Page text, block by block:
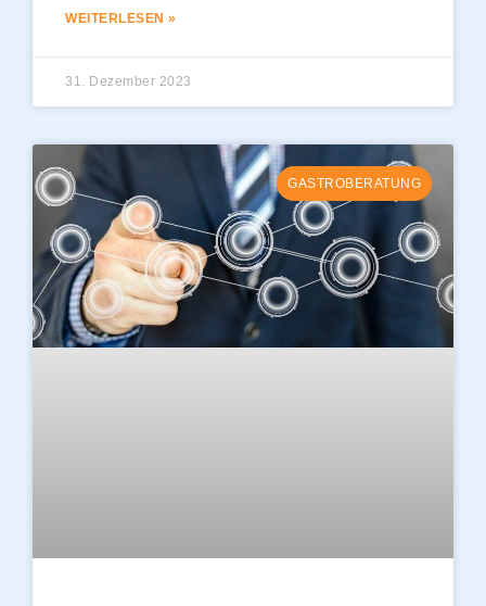
WEITERLESEN »
31. Dezember 2023
GASTROBERATUNG